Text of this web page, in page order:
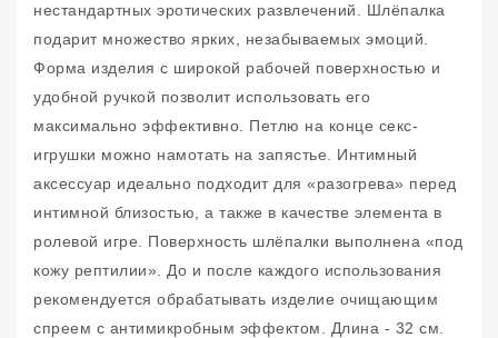
нестандартных эротических развлечений. Шлёпалка
подарит множество ярких, незабываемых эмоций.
Форма изделия с широкой рабочей поверхностью и
удобной ручкой позволит использовать его
максимально эффективно. Петлю на конце секс-
игрушки можно намотать на запястье. Интимный
аксессуар идеально подходит для «разогрева» перед
интимной близостью, а также в качестве элемента в
ролевой игре. Поверхность шлёпалки выполнена «под
кожу рептилии». До и после каждого использования
рекомендуется обрабатывать изделие очищающим
спреем с антимикробным эффектом. Длина - 32 см.